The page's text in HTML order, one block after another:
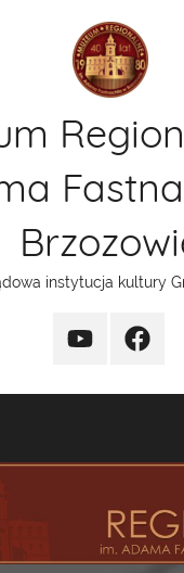
instytucja kultury
kanal
funpage